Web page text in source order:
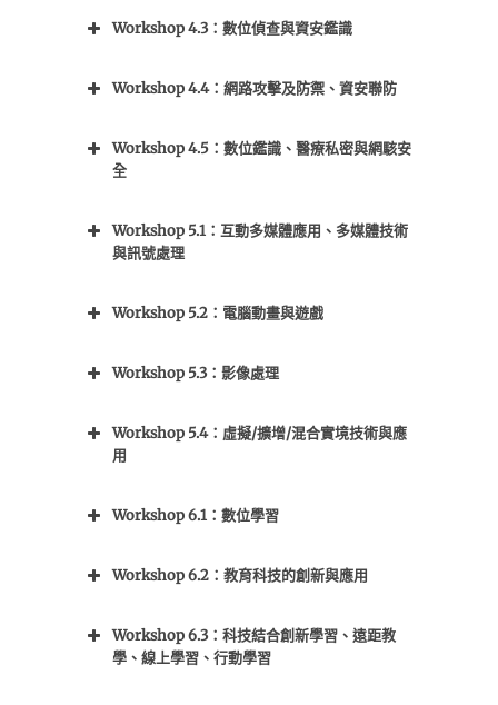
Workshop 4.3：數位偵查與資安鑑識
Workshop 4.4：網路攻擊及防禦、資安聯防
Workshop 4.5：數位鑑識、醫療私密與網駭安
全
安全
Workshop 5.1：互動多媒體應用、多媒體技術
與訊號處理
Workshop 5.2：電腦動畫與遊戲
Workshop 5.3：影像處理
Workshop 5.4：虛擬/擴增/混合實境技術與應
用
Workshop 6.1：數位學習
Workshop 6.2：教育科技的創新與應用
Workshop 6.3：科技結合創新學習、遠距教
學、線上學習、行動學習